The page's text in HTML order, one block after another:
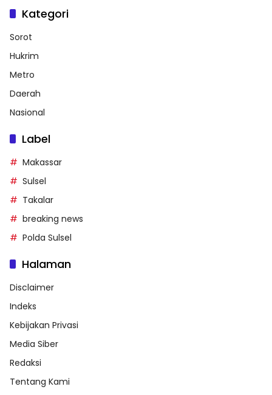
Kategori
Sorot
Hukrim
Metro
Daerah
Nasional
Label
Makassar
Sulsel
Takalar
breaking news
Polda Sulsel
Halaman
Disclaimer
Indeks
Kebijakan Privasi
Media Siber
Redaksi
Tentang Kami